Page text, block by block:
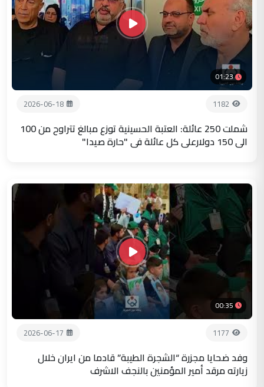
01:23
1182
2026-06-18
شملت 250 عائلة: العتبة الحسينية توزع مبالغ تتراوح من 100
الى 150 دولارعلى كل عائلة في "حارة صيدا"
00:35
1177
2026-06-17
وفد ضحايا مجزرة “الشجرة الطيبة” قادما من ايران خلال
زيارته مرقد أمير المؤمنين بالنجف الاشرف